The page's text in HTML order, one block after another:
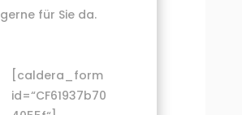
gerne für Sie da.
[caldera_form
id=“CF61937b70